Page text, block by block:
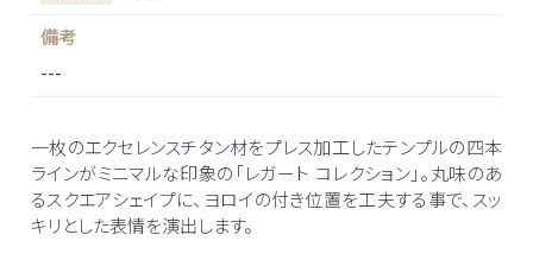
備考
---
一枚のエクセレンスチタン材をプレス加工したテンプルの四本
ラインがミニマルな印象の「レガート コレクション」。丸味のあ
るスクエアシェイプに、ヨロイの付き位置を工夫する事で、スッ
キリとした表情を演出します。